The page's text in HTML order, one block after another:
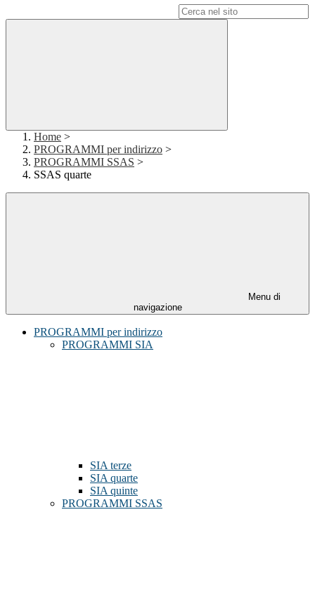
Home >
PROGRAMMI per indirizzo >
PROGRAMMI SSAS >
SSAS quarte
Menu di
navigazione
PROGRAMMI per indirizzo
PROGRAMMI SIA
SIA terze
SIA quarte
SIA quinte
PROGRAMMI SSAS